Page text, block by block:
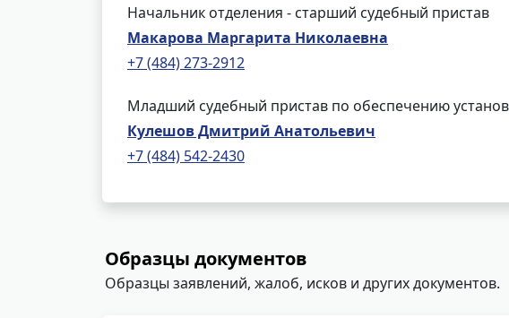
Начальник отделения - старший судебный пристав
Макарова Маргарита Николаевна
+7 (484) 273-2912
Младший судебный пристав по обеспечению
Кулешов Дмитрий Анатольевич
+7 (484) 542-2430
Образцы документов
Образцы заявлений, жалоб, исков и других документов.